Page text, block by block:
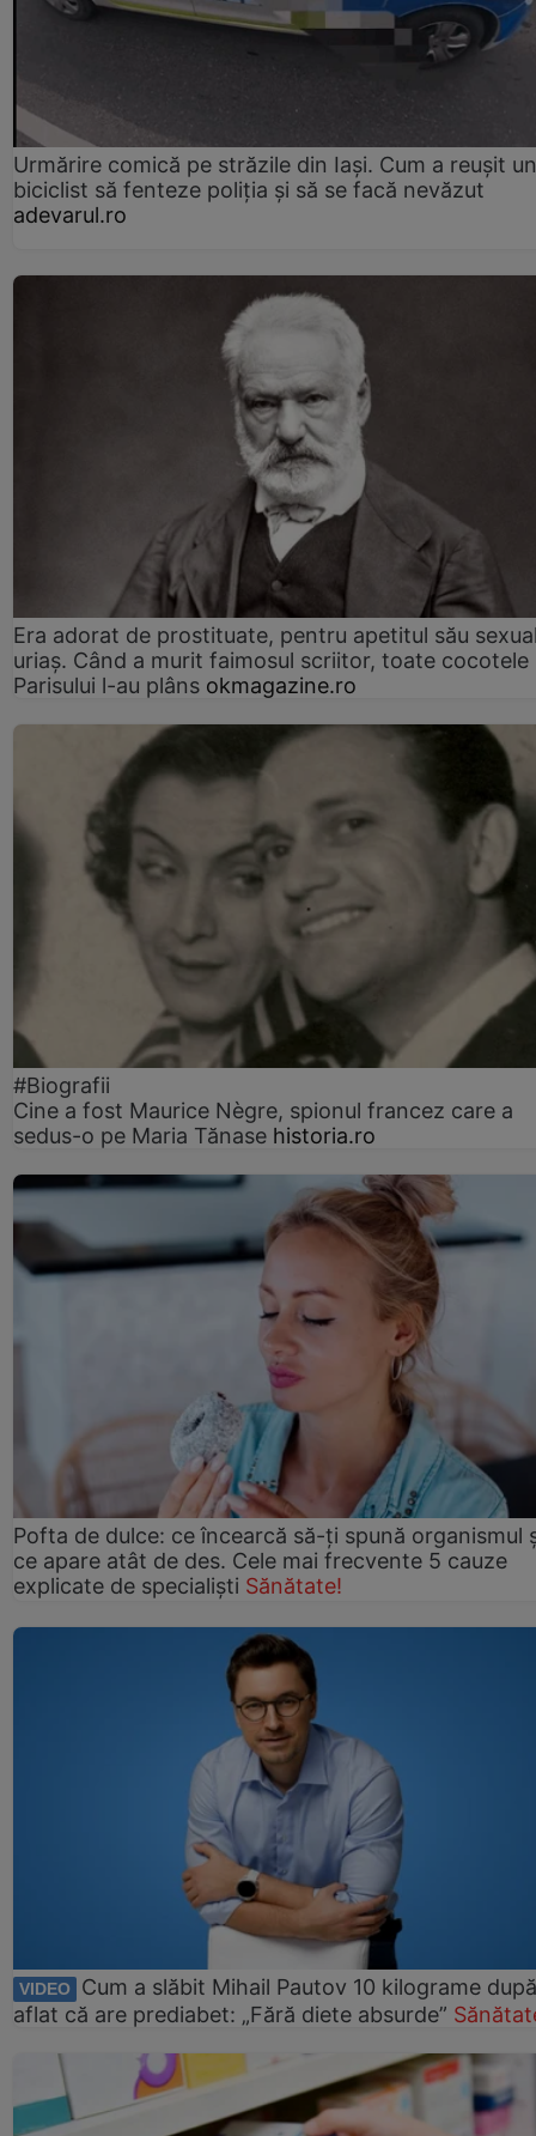
Urmărire comică pe străzile din Iași. Cum a reușit un
biciclist să fenteze poliția și să se facă nevăzut
adevarul.ro
Era adorat de prostituate, pentru apetitul său
uriaș. Când a murit faimosul scriitor, toate cocotele
Parisului l-au plâns okmagazine.ro
#Biografii
Cine a fost Maurice Nègre, spionul francez care a
sedus-o pe Maria Tănase historia.ro
Pofta de dulce: ce încearcă să-ți spună organismul
ce apare atât de des. Cele mai frecvente 5 cauze
explicate de specialiști Sănătate!
VIDEO
Cum a slăbit Mihail Pautov 10 kilograme
aflat că are prediabet: „Fără diete absurde”